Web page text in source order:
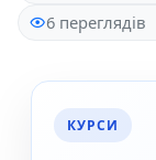
6 переглядів
КУРСИ